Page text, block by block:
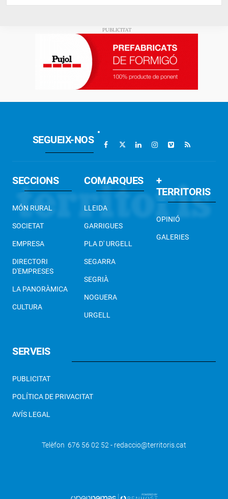
SEGUEIX-NOS
SECCIONS
MÓN RURAL
SOCIETAT
EMPRESA
DIRECTORI
D'EMPRESES
LA PANORÀMICA
CULTURA
COMARQUES
LLEIDA
GARRIGUES
PLA D' URGELL
SEGARRA
SEGRIÀ
NOGUERA
URGELL
+
TERRITORIS
OPINIÓ
GALERIES
SERVEIS
PUBLICITAT
POLÍTICA DE PRIVACITAT
AVÍS LEGAL
Telèfon 676 56 02 52 - redaccio@territoris.cat